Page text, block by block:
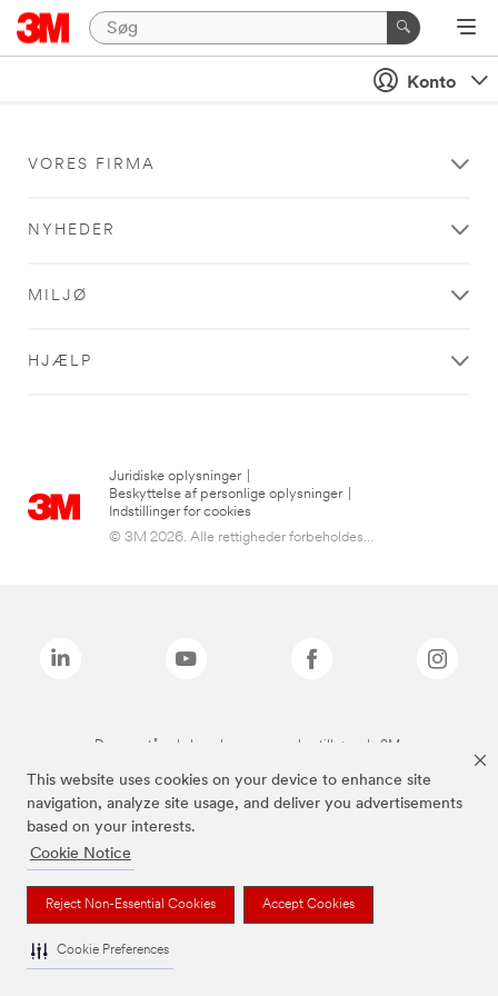
This website uses cookies on your device to enhance site
navigation, analyze site usage, and deliver you advertisements
based on your interests.
Cookie Notice
Reject Non-Essential Cookies Accept Cookies
Cookie Preferences
Konto
VORES FIRMA
NYHEDER
MILJØ
HJÆLP
Juridiske oplysninger
Beskyttelse af personlige oplysninger
Indstillinger for cookies
© 3M 2026. Alle rettigheder forbeholdes...
De ovenstående brands er varemærker tilhørende 3M.